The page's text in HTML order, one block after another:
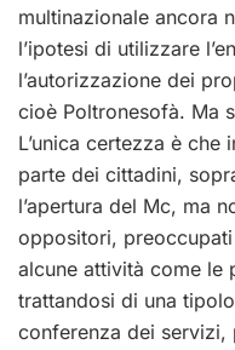
multinazionale ancora
l’ipotesi di utilizzare
l’autorizzazione dei
cioè Poltronesofà. Ma
L’unica certezza è che
parte dei cittadini,
l’apertura del Mc, ma
oppositori,
alcune attività come le
trattandosi di una
conferenza dei servizi,